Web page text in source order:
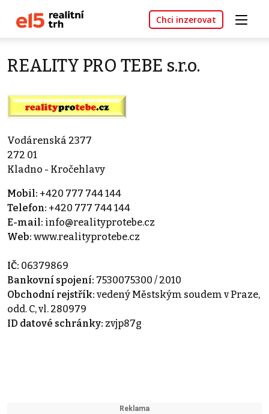
Chci inzerovat
REALITY PRO TEBE s.r.o.
Vodárenská 2377
272 01
Kladno - Kročehlavy
Mobil: +420 777 744 144
Telefon: +420 777 744 144
E-mail: info@realityprotebe.cz
Web: www.realityprotebe.cz
IČ: 06379869
Bankovní spojení: 7530075300 / 2010
Obchodní rejstřík: vedený Městským soudem v Praze,
odd. C, vl. 280979
ID datové schránky: zvjp87g